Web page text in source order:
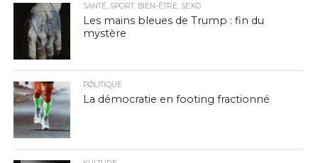
SANTÉ, SPORT, BIEN-ÊTRE, SEXO
Les mains bleues de Trump : fin du
mystère
PØLITIQUE
La démocratie en footing fractionné